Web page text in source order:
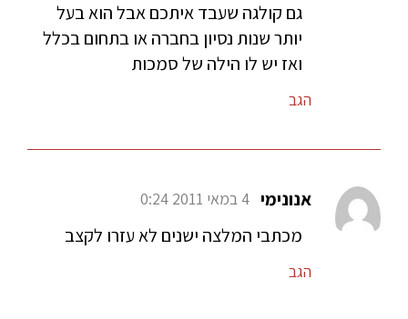
גם קולגה שעבד איתכם אבל הוא בעל
יותר שנות נסיון בחברה או בתחום בכלל
ואז יש לו הילה של סמכות
הגב
אנונימי 4 במאי 2011 0:24
מכתבי המלצה ישנים לא עזרו לקצב
הגב